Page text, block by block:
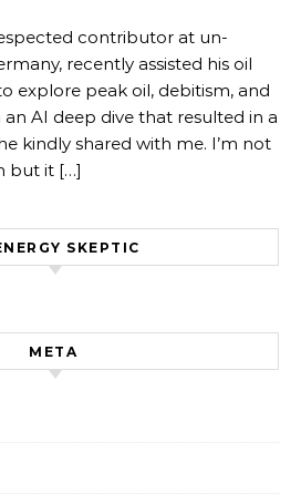
contributor at un-
recently assisted his oil
explore peak oil, debitism, and
AI deep dive that resulted in a
kindly shared with me. I’m not
but it […]
SKEPTIC
META